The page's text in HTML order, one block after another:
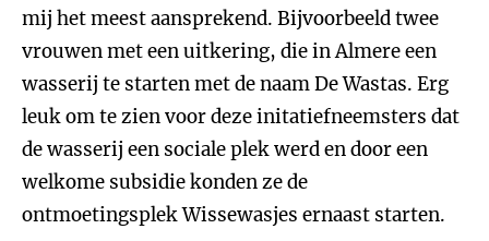
mij het meest aansprekend. Bijvoorbeeld twee
vrouwen met een uitkering, die in Almere een
wasserij te starten met de naam De Wastas. Erg
leuk om te zien voor deze initatiefneemsters dat
de wasserij een sociale plek werd en door een
welkome subsidie konden ze de
ontmoetingsplek Wissewasjes ernaast starten.